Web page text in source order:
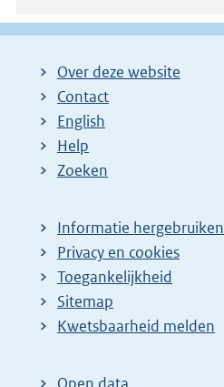
Over deze website
Contact
English
Help
Zoeken
Informatie hergebruiken
Privacy en cookies
Toegankelijkheid
Sitemap
E
t
Kwetsbaarheid melden
Open data